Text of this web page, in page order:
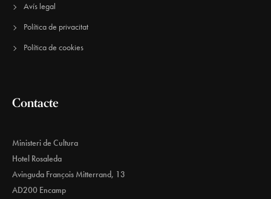
Avís legal
Política de privacitat
Política de cookies
Contacte
Ministeri de Cultura
Hotel Rosaleda
Avinguda François Mitterrand, 13
AD200 Encamp